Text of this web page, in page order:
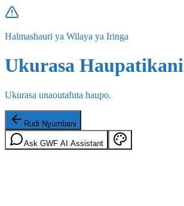
Halmashauri ya Wilaya ya Iringa
Ukurasa Haupatikani
Ukurasa unaoutafuta haupo.
Rudi Nyumbani
Ask GWF AI Assistant